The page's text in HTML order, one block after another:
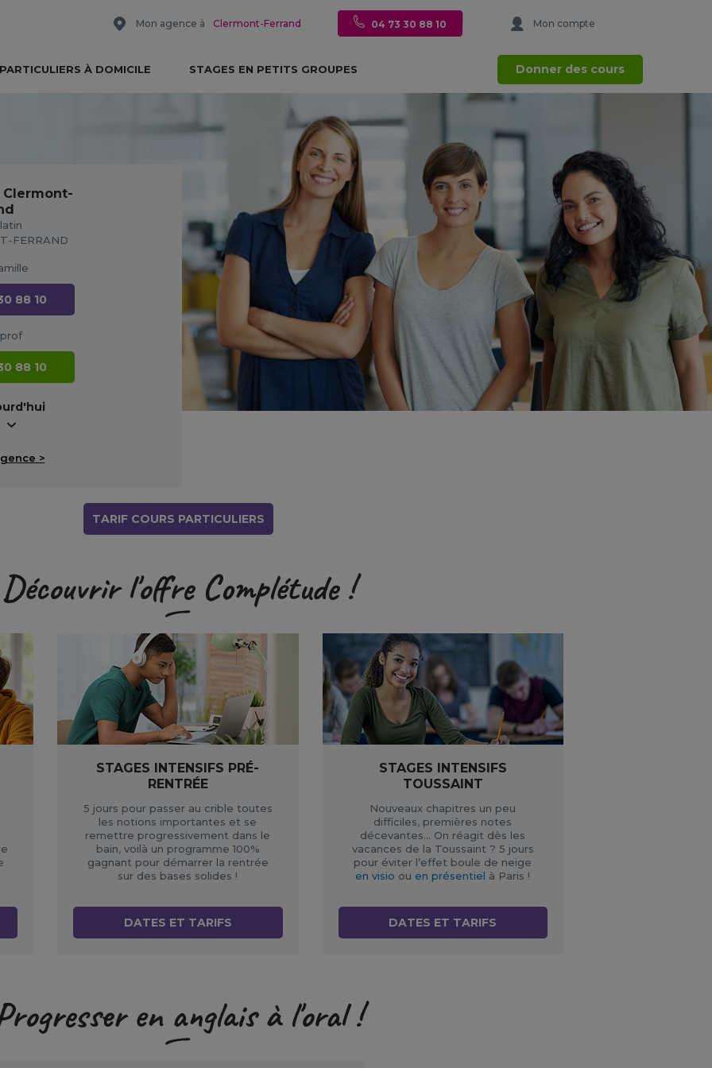
Mon agence à Clermont-Ferrand 04 73 30 88 10 Mon compte
À DOMICILE STAGES EN PETITS GROUPES Donner des cours
Clermont-
FERRAND
88 10
88 10
>
TARIF COURS PARTICULIERS
Découvrir l'offre Complétude !
STAGES INTENSIFS PRÉ-
RENTRÉE
5 jours pour passer au crible toutes
les notions importantes et se
remettre progressivement dans le
bain, voilà un programme 100%
gagnant pour démarrer la rentrée
sur des bases solides !
DATES ET TARIFS
STAGES INTENSIFS
TOUSSAINT
Nouveaux chapitres un peu
difficiles, premières notes
décevantes… On réagit dès les
vacances de la Toussaint ? 5 jours
pour éviter l’effet boule de neige
en visio ou en présentiel à Paris !
DATES ET TARIFS
en anglais à l'oral !